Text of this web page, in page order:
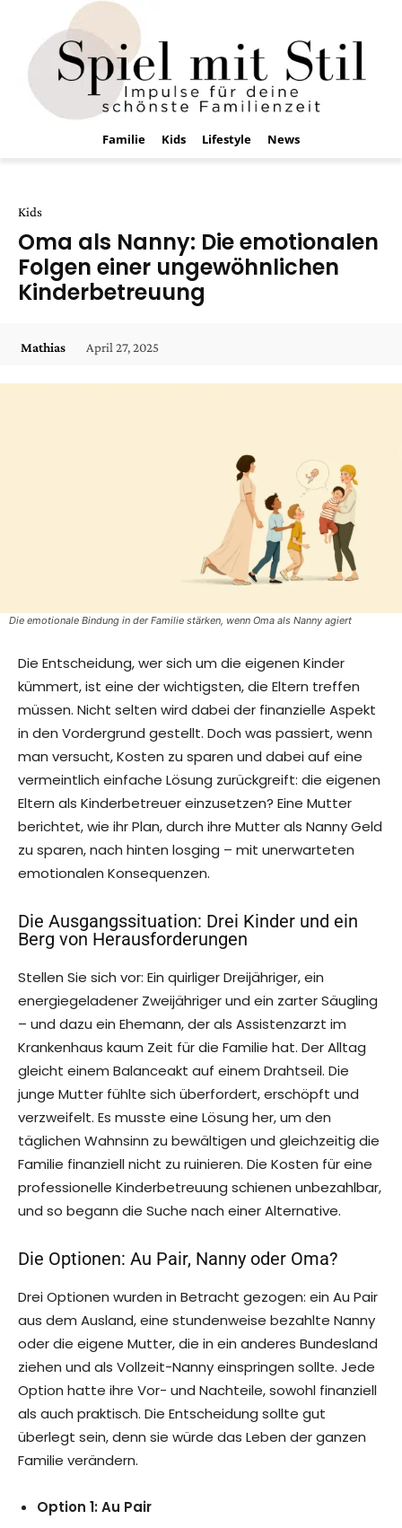
Familie Kids Lifestyle News
Kids
Oma als Nanny: Die emotionalen
Folgen einer ungewöhnlichen
Kinderbetreuung
Mathias April 27, 2025
Die emotionale Bindung in der Familie stärken, wenn Oma als Nanny agiert
Die Entscheidung, wer sich um die eigenen Kinder
kümmert, ist eine der wichtigsten, die Eltern treffen
müssen. Nicht selten wird dabei der finanzielle Aspekt
in den Vordergrund gestellt. Doch was passiert, wenn
man versucht, Kosten zu sparen und dabei auf eine
vermeintlich einfache Lösung zurückgreift: die eigenen
Eltern als Kinderbetreuer einzusetzen? Eine Mutter
berichtet, wie ihr Plan, durch ihre Mutter als Nanny Geld
zu sparen, nach hinten losging – mit unerwarteten
emotionalen Konsequenzen.
Die Ausgangssituation: Drei Kinder und ein
Berg von Herausforderungen
Stellen Sie sich vor: Ein quirliger Dreijähriger, ein
energiegeladener Zweijähriger und ein zarter Säugling
– und dazu ein Ehemann, der als Assistenzarzt im
Krankenhaus kaum Zeit für die Familie hat. Der Alltag
gleicht einem Balanceakt auf einem Drahtseil. Die
junge Mutter fühlte sich überfordert, erschöpft und
verzweifelt. Es musste eine Lösung her, um den
täglichen Wahnsinn zu bewältigen und gleichzeitig die
Familie finanziell nicht zu ruinieren. Die Kosten für eine
professionelle Kinderbetreuung schienen unbezahlbar,
und so begann die Suche nach einer Alternative.
Die Optionen: Au Pair, Nanny oder Oma?
Drei Optionen wurden in Betracht gezogen: ein Au Pair
aus dem Ausland, eine stundenweise bezahlte Nanny
oder die eigene Mutter, die in ein anderes Bundesland
ziehen und als Vollzeit-Nanny einspringen sollte. Jede
Option hatte ihre Vor- und Nachteile, sowohl finanziell
als auch praktisch. Die Entscheidung sollte gut
überlegt sein, denn sie würde das Leben der ganzen
Familie verändern.
Option 1: Au Pair